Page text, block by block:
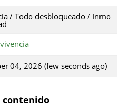
/ Todo desbloqueado / Inmo
04, 2026 (few seconds ago)
contenido